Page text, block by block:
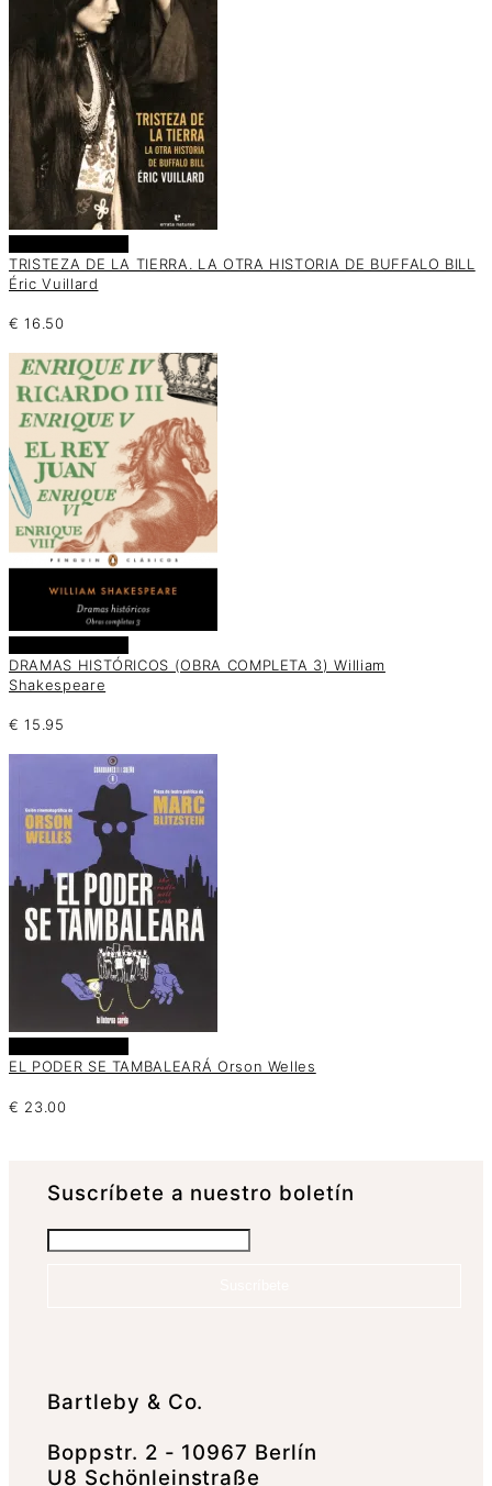
TRISTEZA DE LA TIERRA. LA OTRA HISTORIA DE BUFFALO BILL
Éric Vuillard
€ 16.50
DRAMAS HISTÓRICOS (OBRA COMPLETA 3) William
Shakespeare
€ 15.95
EL PODER SE TAMBALEARÁ Orson Welles
€ 23.00
Suscrí­bete a nuestro boletín
Bartleby & Co.
Boppstr. 2 - 10967 Berlín
U8 Schönleinstraße